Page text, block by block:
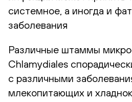
системное, а иногда и
заболевания
Различные штаммы
Chlamydiales
с различными
млекопитающих и